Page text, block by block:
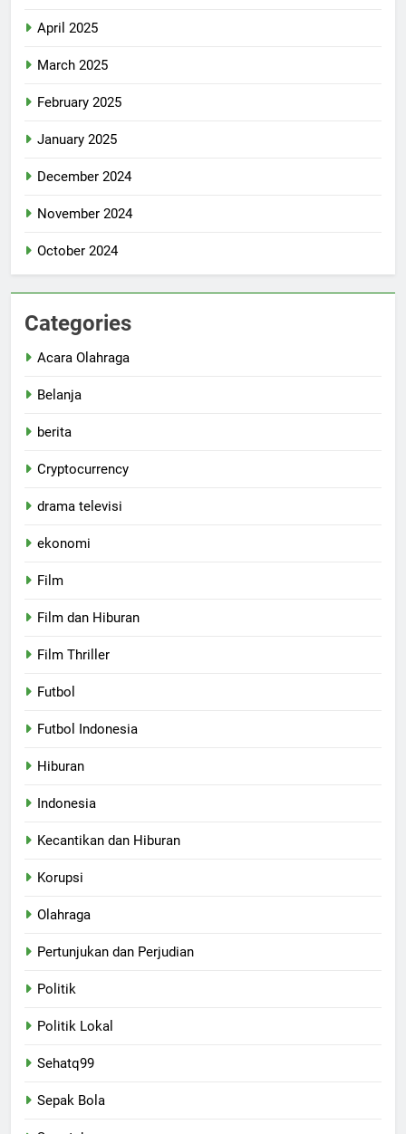
April 2025
March 2025
February 2025
January 2025
December 2024
November 2024
October 2024
Categories
Acara Olahraga
Belanja
berita
Cryptocurrency
drama televisi
ekonomi
Film
Film dan Hiburan
Film Thriller
Futbol
Futbol Indonesia
Hiburan
Indonesia
Kecantikan dan Hiburan
Korupsi
Olahraga
Pertunjukan dan Perjudian
Politik
Politik Lokal
Sehatq99
Sepak Bola